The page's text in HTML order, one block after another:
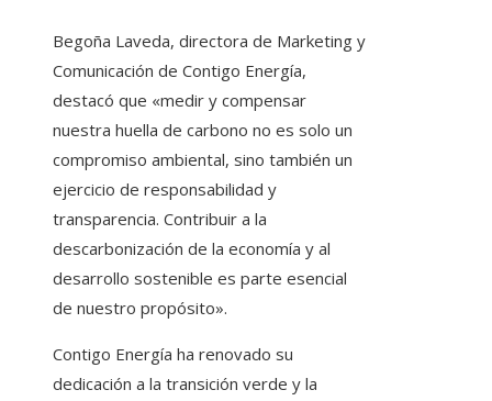
Begoña Laveda, directora de Marketing y
Comunicación de Contigo Energía,
destacó que «medir y compensar
nuestra huella de carbono no es solo un
compromiso ambiental, sino también un
ejercicio de responsabilidad y
transparencia. Contribuir a la
descarbonización de la economía y al
desarrollo sostenible es parte esencial
de nuestro propósito».
Contigo Energía ha renovado su
dedicación a la transición verde y la